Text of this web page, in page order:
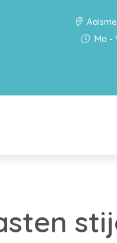
Ma -